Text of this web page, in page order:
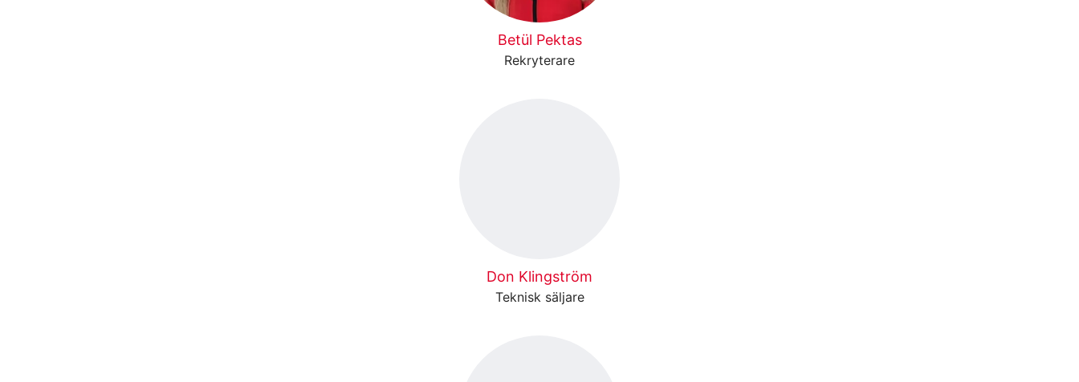
Betül Pektas
Rekryterare
Don Klingström
Teknisk säljare